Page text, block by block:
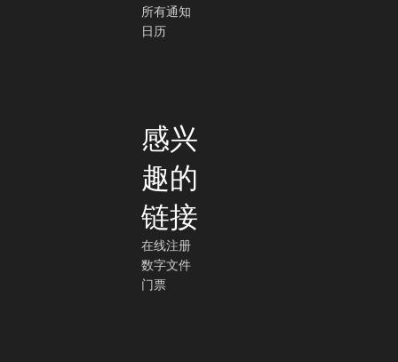
所有通知
日历
感兴
趣的
链接
在线注册
数字文件
门票